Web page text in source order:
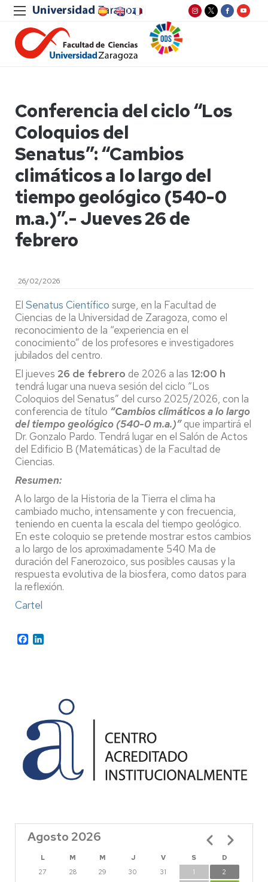
Conferencia del ciclo “Los
Coloquios del
Senatus”: “Cambios
climáticos a lo largo del
tiempo geológico (540-0
m.a.)”.- Jueves 26 de
febrero
26/02/2026
El Senatus Científico surge, en la Facultad de
Ciencias de la Universidad de Zaragoza, como el
reconocimiento de la “experiencia en el
conocimiento” de los profesores e investigadores
jubilados del centro.
El jueves 26 de febrero de 2026 a las 12:00 h
tendrá lugar una nueva sesión del ciclo “Los
Coloquios del Senatus” del curso 2025/2026, con la
conferencia de título “Cambios climáticos a lo largo
del tiempo geológico (540-0 m.a.)”que impartirá el
Dr. Gonzalo Pardo. Tendrá lugar en el Salón de Actos
del Edificio B (Matemáticas) de la Facultad de
Ciencias.
Resumen:
A lo largo de la Historia de la Tierra el clima ha
cambiado mucho, intensamente y con frecuencia,
teniendo en cuenta la escala del tiempo geológico.
En este coloquio se pretende mostrar estos cambios
a lo largo de los aproximadamente 540 Ma de
duración del Fanerozoico, sus posibles causas y la
respuesta evolutiva de la biosfera, como datos para
la reflexión.
Cartel
Facebook
Agosto 2026
L M M J V S
D
27
28 29 30 31 1
2
Paginación